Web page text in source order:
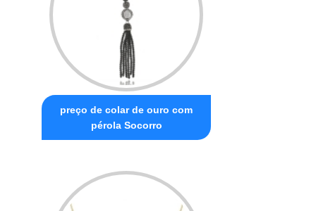
preço de colar de ouro com
pérola Socorro